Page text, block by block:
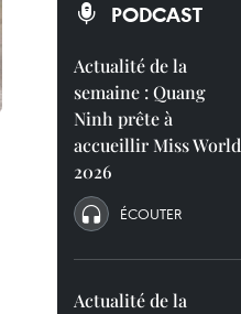
PODCAST
Actualité de la
semaine : Quang
Ninh prête à
accueillir Miss World
2026
ÉCOUTER
Actualité de la